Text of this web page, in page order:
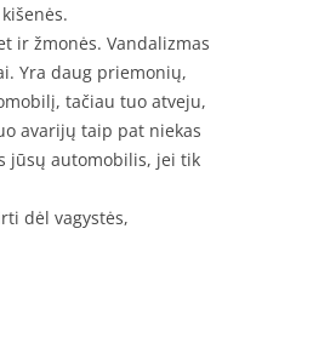
ir žmonės. Vandalizmas
Yra daug priemonių,
tačiau tuo atveju,
avarijų taip pat niekas
jūsų automobilis, jei tik
dėl vagystės,